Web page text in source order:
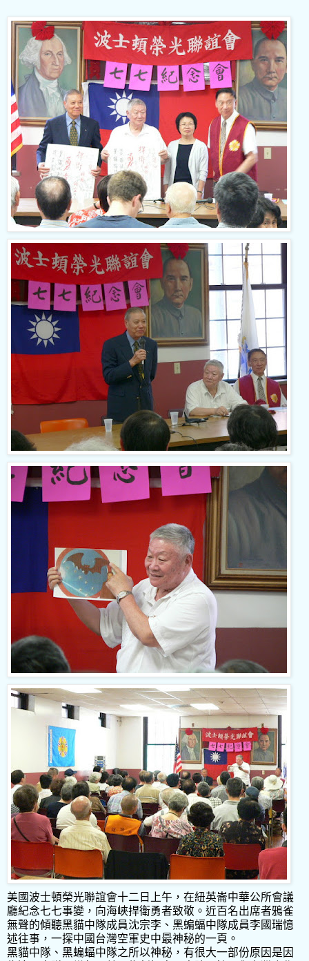
美國波士頓榮光聯誼會十二日上午，在紐英崙中華公所會議
廳紀念七七事變，向海峽捍衛勇者致敬。近百名出席者鴉雀
無聲的傾聽黑貓中隊成員沈宗李、黑蝙蝠中隊成員李國瑞憶
述往事，一探中國台灣空軍史中最神秘的一頁。
黑貓中隊、黑蝙蝠中隊之所以神秘，有很大一部份原因是因